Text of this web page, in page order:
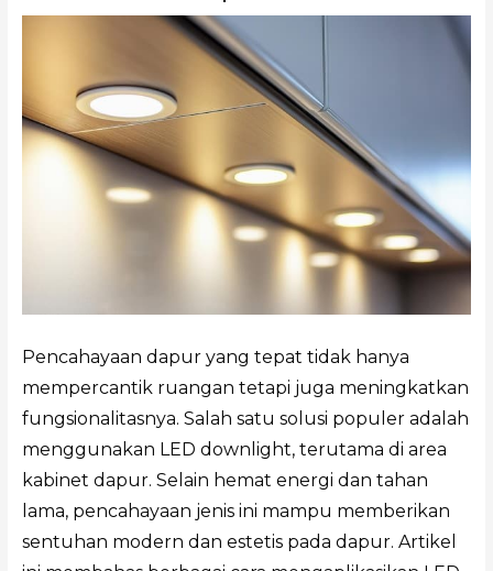
Pencahayaan dapur yang tepat tidak hanya
mempercantik ruangan tetapi juga meningkatkan
fungsionalitasnya. Salah satu solusi populer adalah
menggunakan LED downlight, terutama di area
kabinet dapur. Selain hemat energi dan tahan
lama, pencahayaan jenis ini mampu memberikan
sentuhan modern dan estetis pada dapur. Artikel